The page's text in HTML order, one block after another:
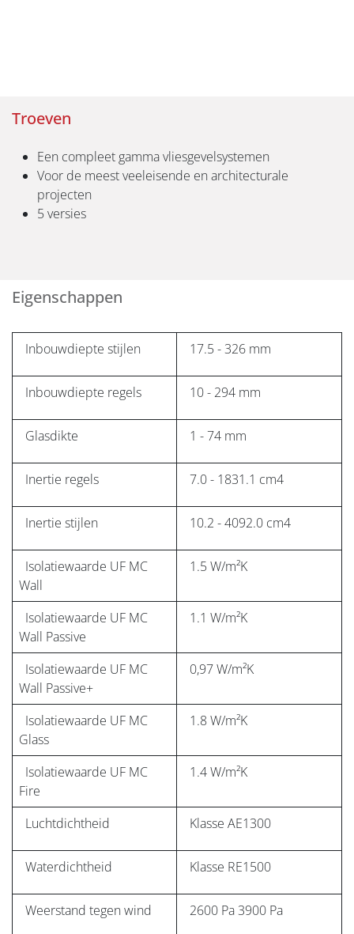
Troeven
Een compleet gamma vliesgevelsystemen
Voor de meest veeleisende en architecturale
projecten
5 versies
Eigenschappen
Inbouwdiepte stijlen 17.5 - 326 mm
Inbouwdiepte regels 10 - 294 mm
Glasdikte 1 - 74 mm
Inertie regels 7.0 - 1831.1 cm4
Inertie stijlen 10.2 - 4092.0 cm4
Isolatiewaarde UF MC
Wall
1.5 W/m²K
Isolatiewaarde UF MC
Wall Passive
1.1 W/m²K
Isolatiewaarde UF MC
Wall Passive+
0,97 W/m²K
Isolatiewaarde UF MC
Glass
1.8 W/m²K
Isolatiewaarde UF MC
Fire
1.4 W/m²K
Luchtdichtheid Klasse AE1300
Waterdichtheid Klasse RE1500
Weerstand tegen wind 2600 Pa 3900 Pa